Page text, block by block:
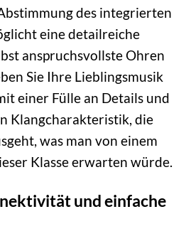
des integrierten
eine detailreiche
anspruchsvollste Ohren
Sie Ihre Lieblingsmusik
einer Fülle an Details und
Klangcharakteristik, die
was man von einem
Klasse erwarten würde.
und einfache